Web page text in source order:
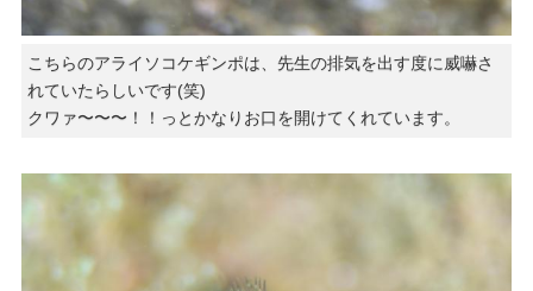
こちらのアライソコケギンポは、先生の排気を出す度に威嚇さ
れていたらしいです(笑)
クワァ〜〜〜！！っとかなりお口を開けてくれています。